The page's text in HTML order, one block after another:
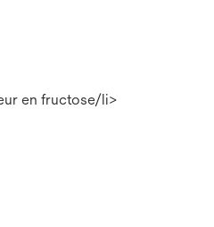
en fructose/li>